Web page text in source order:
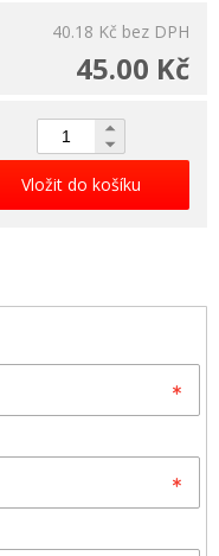
40.18 Kč bez DPH
45.00 Kč
Vložit do košíku